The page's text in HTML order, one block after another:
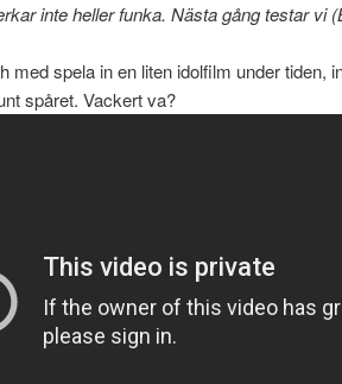
inte heller funka. Nästa gång testar vi
med spela in en liten idolfilm under tiden,
spåret. Vackert va?